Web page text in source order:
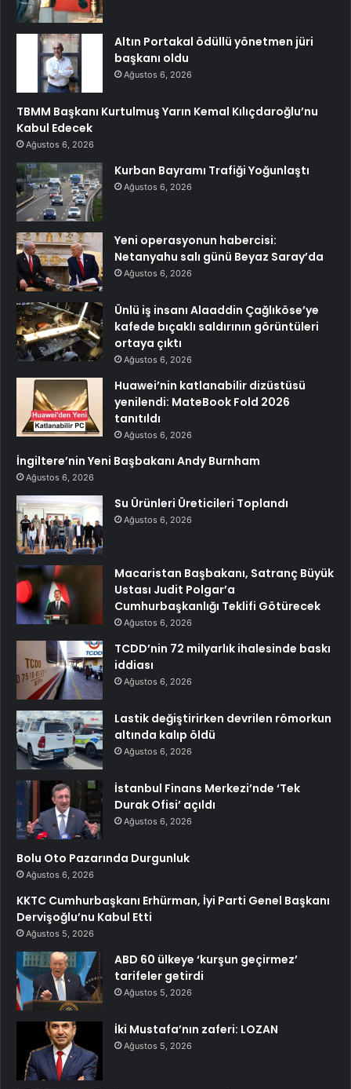
Altın Portakal ödüllü yönetmen jüri
başkanı oldu
Ağustos 6, 2026
TBMM Başkanı Kurtulmuş Yarın Kemal Kılıçdaroğlu’nu
Kabul Edecek
Ağustos 6, 2026
Kurban Bayramı Trafiği Yoğunlaştı
Ağustos 6, 2026
Yeni operasyonun habercisi:
Netanyahu salı günü Beyaz Saray’da
Ağustos 6, 2026
Ünlü iş insanı Alaaddin Çağlıköse’ye
kafede bıçaklı saldırının görüntüleri
ortaya çıktı
Ağustos 6, 2026
Huawei’nin katlanabilir dizüstüsü
yenilendi: MateBook Fold 2026
tanıtıldı
Ağustos 6, 2026
İngiltere’nin Yeni Başbakanı Andy Burnham
Ağustos 6, 2026
Su Ürünleri Üreticileri Toplandı
Ağustos 6, 2026
Macaristan Başbakanı, Satranç Büyük
Ustası Judit Polgar’a
Cumhurbaşkanlığı Teklifi Götürecek
Ağustos 6, 2026
TCDD’nin 72 milyarlık ihalesinde baskı
iddiası
Ağustos 6, 2026
Lastik değiştirirken devrilen römorkun
altında kalıp öldü
Ağustos 6, 2026
İstanbul Finans Merkezi’nde ‘Tek
Durak Ofisi’ açıldı
Ağustos 6, 2026
Bolu Oto Pazarında Durgunluk
Ağustos 6, 2026
KKTC Cumhurbaşkanı Erhürman, İyi Parti Genel Başkanı
Dervişoğlu’nu Kabul Etti
Ağustos 5, 2026
ABD 60 ülkeye ‘kurşun geçirmez’
tarifeler getirdi
Ağustos 5, 2026
İki Mustafa’nın zaferi: LOZAN
Ağustos 5, 2026